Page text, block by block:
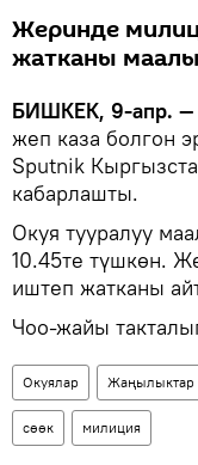
Жеринде
жатканы
БИШКЕК, 9-апр. —
жеп каза болгон
Sputnik
кабарлашты.
Окуя тууралуу
10.45те түшкөн.
иштеп жатканы
Чоо-жайы
Окуялар Жаңылыктар
сөөк милиция